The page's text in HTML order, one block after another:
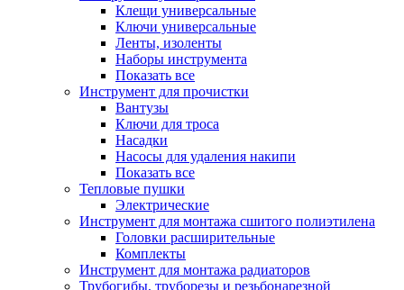
Клещи универсальные
Ключи универсальные
Ленты, изоленты
Наборы инструмента
Показать все
Инструмент для прочистки
Вантузы
Ключи для троса
Насадки
Насосы для удаления накипи
Показать все
Тепловые пушки
Электрические
Инструмент для монтажа сшитого полиэтилена
Головки расширительные
Комплекты
Инструмент для монтажа радиаторов
Трубогибы, труборезы и резьбонарезной